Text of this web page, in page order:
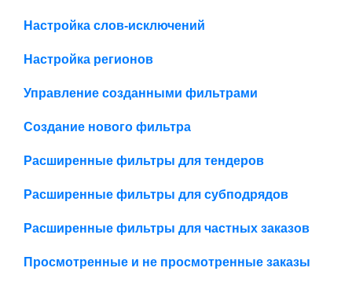
Настройка слов-исключений
Настройка регионов
Управление созданными фильтрами
Создание нового фильтра
Расширенные фильтры для тендеров
Расширенные фильтры для субподрядов
Расширенные фильтры для частных заказов
Просмотренные и не просмотренные заказы